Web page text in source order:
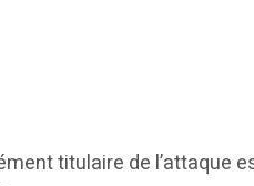
titulaire de l’attaque